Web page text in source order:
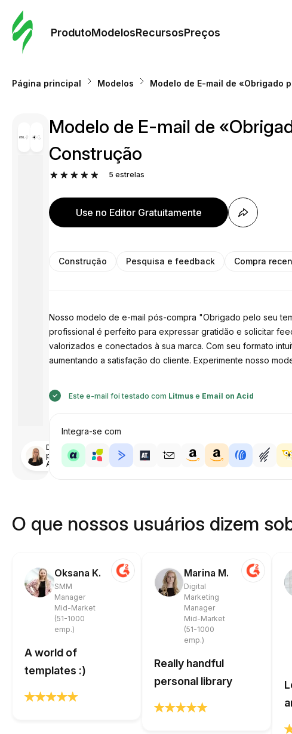
ProdutoModelosRecursosPreços
Página principal Modelos Modelo de E-mail de «Obrigado
Desenhado
por
Anastasiia
Modelo de E-mail de
Construção
5 estrelas
Use no Editor Gratuitamente
Construção Pesquisa e feedback Compra
Nosso modelo de e-mail pós-compra "Obrigado pelo seu
profissional é perfeito para expressar gratidão e solicitar
valorizados e conectados à sua marca. Com seu formato
aumentando a satisfação do cliente. Experimente nosso
Este e-mail foi testado com Litmus e Email on Acid
Integra-se com
O que nossos usuários dizem
Oksana K.
SMM
Manager
Mid-Market
(51-1000
emp.)
A world of
templates :)
Marina M.
Digital
Marketing
Manager
Mid-Market
(51-1000
emp.)
Really handful
personal library